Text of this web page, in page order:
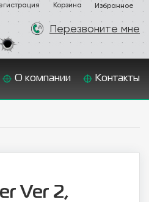
Корзина Избранное
Перезвоните мне
О компании Контакты
Ver 2,